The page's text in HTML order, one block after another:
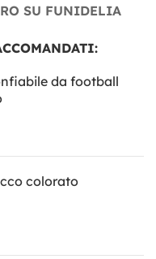
SU FUNIDELIA
da football
colorato